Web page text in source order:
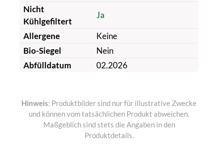
Nicht
Kühlgefiltert
Ja
Allergene
Keine
Bio-Siegel
Nein
Abfülldatum
02.2026
Hinweis: Produktbilder sind nur für illustrative Zwecke
und können vom tatsächlichen Produkt abweichen.
Maßgeblich sind stets die Angaben in den
Produktdetails.